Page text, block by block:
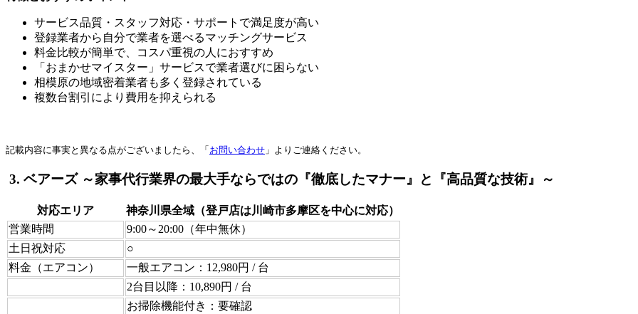
サービス品質・スタッフ対応・サポートで満足度が高い
登録業者から自分で業者を選べるマッチングサービス
料金比較が簡単で、コスパ重視の人におすすめ
「おまかせマイスター」サービスで業者選びに困らない
相模原の地域密着業者も多く登録されている
複数台割引により費用を抑えられる
記載内容に事実と異なる点がございましたら、「 お問い合わせ 」よりご連絡ください。
3. ベアーズ ～家事代行業界の最大手ならではの『徹底したマナー』と『高品質な技術』～
対応エリア
神奈川県全域（登戸店は川崎市多摩区を中心に対応）
営業時間
9:00～20:00（年中無休）
土日祝対応
○
料金（エアコン）
一般エアコン：12,980円 / 台
2台目以降：10,890円 / 台
お掃除機能付き：要確認